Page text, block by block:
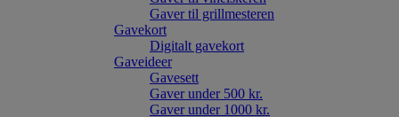
Gaver til grillmesteren
Gavekort
Digitalt gavekort
Gaveideer
Gavesett
Gaver under 500 kr.
Gaver under 1000 kr.